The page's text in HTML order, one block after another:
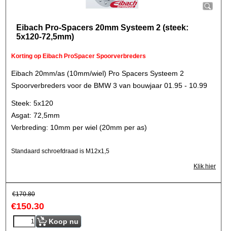
Eibach Pro-Spacers 20mm Systeem 2 (steek:
5x120-72,5mm)
Korting op Eibach ProSpacer Spoorverbreders
Eibach 20mm/as (10mm/wiel) Pro Spacers Systeem 2
Spoorverbreders voor de BMW 3 van bouwjaar 01.95 - 10.99
Steek: 5x120
Asgat: 72,5mm
Verbreding: 10mm per wiel (20mm per as)
Standaard schroefdraad is M12x1,5
Klik hier
€170.80
€150.30
Koop nu